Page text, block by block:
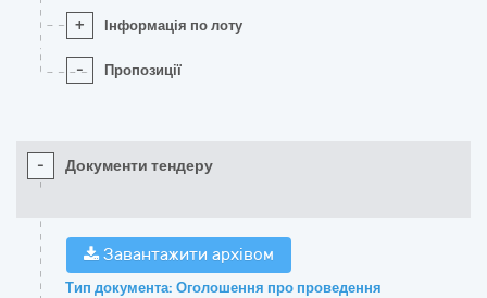
+ Інформація по лоту
- Пропозиції
- Документи тендеру
Завантажити архівом
Тип документа: Оголошення про проведення